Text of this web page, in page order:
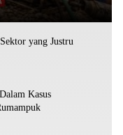
yang Justru
Kasus